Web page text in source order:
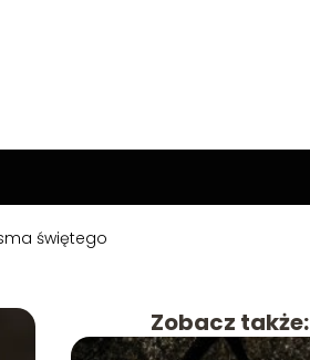
świętego
Zobacz także: